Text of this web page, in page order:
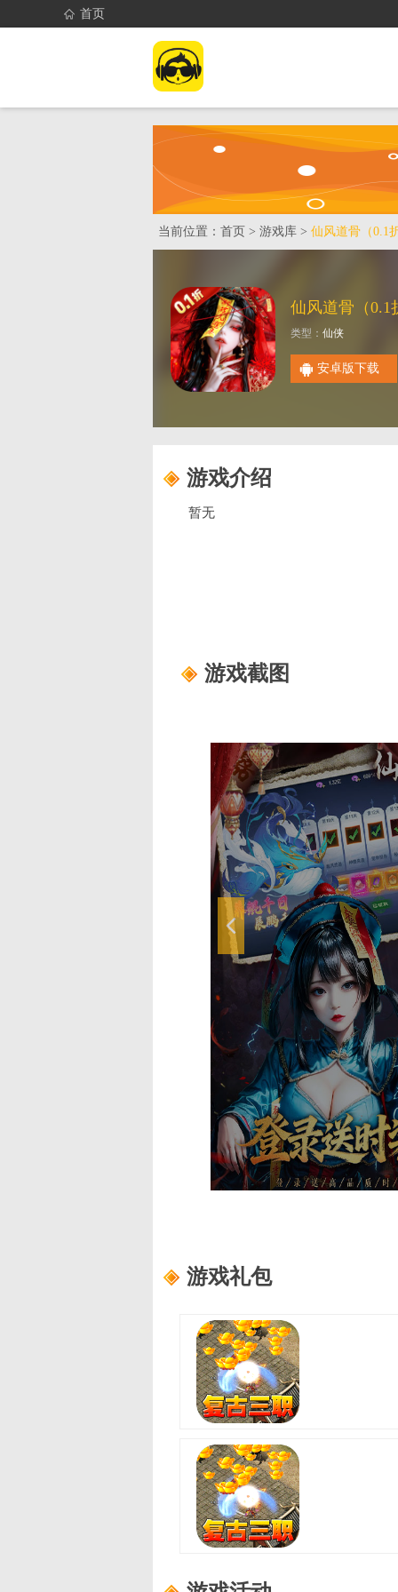
首页
首页 找游戏
当前位置： 首页 > 游戏库 > 仙风道骨（0.1
类型： 仙侠
安卓版下载
游戏介绍
暂无
游戏截图
游戏礼包
适用范围：尊享礼包
礼包内容：龙珠自选箱*3、书页*10